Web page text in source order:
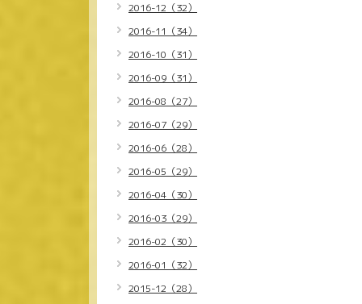
2016-12（32）
2016-11（34）
2016-10（31）
2016-09（31）
2016-08（27）
2016-07（29）
2016-06（28）
2016-05（29）
2016-04（30）
2016-03（29）
2016-02（30）
2016-01（32）
2015-12（28）